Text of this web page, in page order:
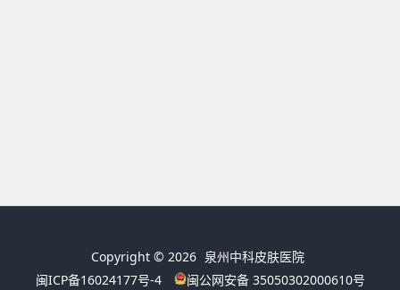
Copyright © 2026 泉州中科皮肤医院
闽ICP备16024177号-4
闽公网安备 35050302000610号